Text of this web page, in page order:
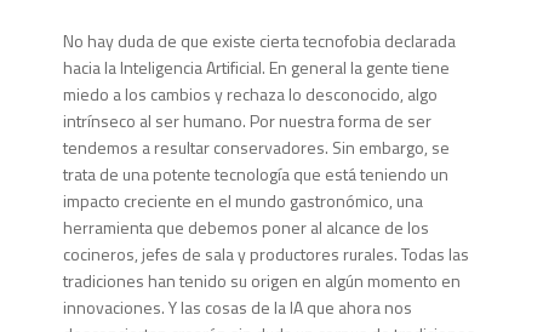
No hay duda de que existe cierta tecnofobia declarada
hacia la Inteligencia Artificial. En general la gente tiene
miedo a los cambios y rechaza lo desconocido, algo
intrínseco al ser humano. Por nuestra forma de ser
tendemos a resultar conservadores. Sin embargo, se
trata de una potente tecnología que está teniendo un
impacto creciente en el mundo gastronómico, una
herramienta que debemos poner al alcance de los
cocineros, jefes de sala y productores rurales. Todas las
tradiciones han tenido su origen en algún momento en
innovaciones. Y las cosas de la IA que ahora nos